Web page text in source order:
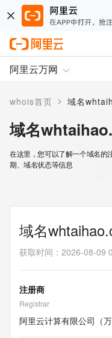
阿里云万网
whois首页 > 域名
域名
在这里，您可以了解一个域名的
期、域名状态等信息
域名
获取时间 ： 2026-08-09
注册商
Registrar
阿里云计算有限公司（万